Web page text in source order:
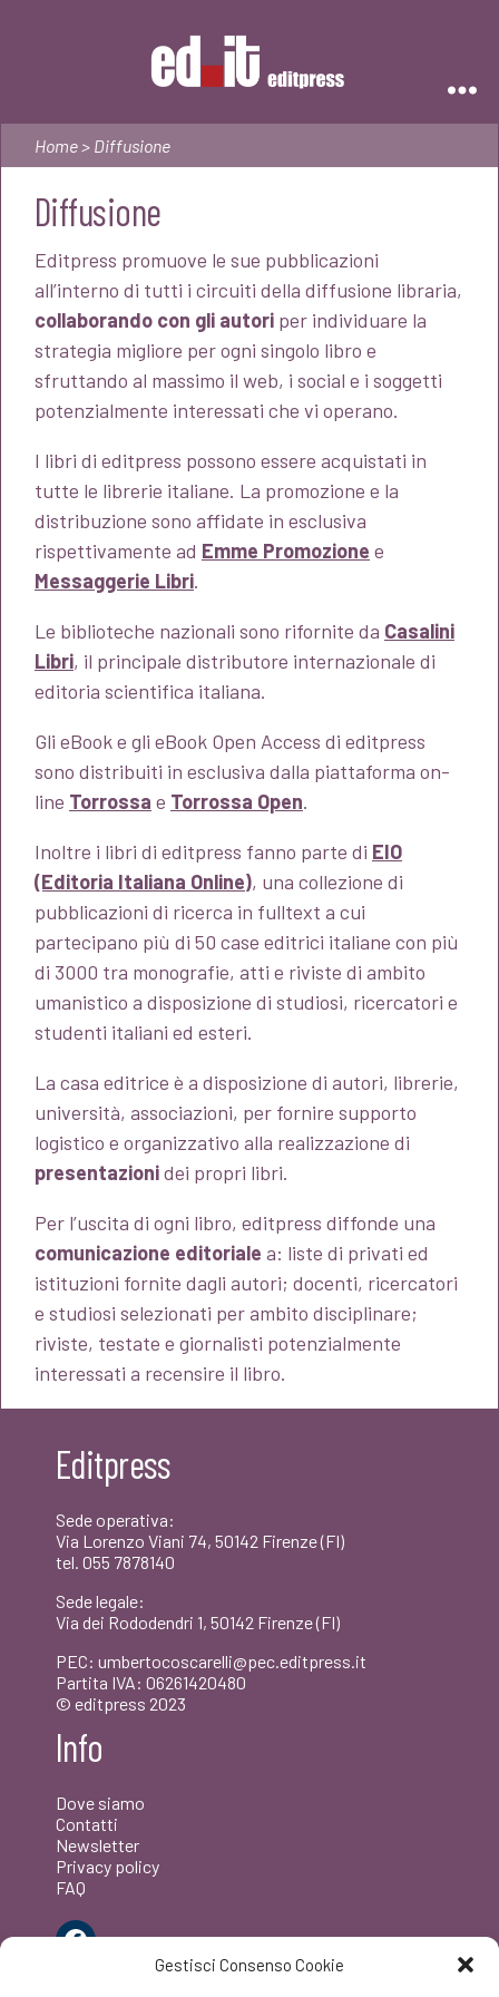
Gestisci Consenso Cookie
Home> Diffusione
Diffusione
Editpress promuove le sue pubblicazioni
all’interno di tutti i circuiti della diffusione libraria,
collaborando con gli autori per individuare la
strategia migliore per ogni singolo libro e
sfruttando al massimo il web, i social e i soggetti
potenzialmente interessati che vi operano.
I libri di editpress possono essere acquistati in
tutte le librerie italiane. La promozione e la
distribuzione sono affidate in esclusiva
rispettivamente ad Emme Promozione e
Messaggerie Libri.
Le biblioteche nazionali sono rifornite da Casalini
Libri, il principale distributore internazionale di
editoria scientifica italiana.
Gli eBook e gli eBook Open Access di editpress
sono distribuiti in esclusiva dalla piattaforma on-
line Torrossa e Torrossa Open.
Inoltre i libri di editpress fanno parte di EIO
(Editoria Italiana Online), una collezione di
pubblicazioni di ricerca in fulltext a cui
partecipano più di 50 case editrici italiane con più
di 3000 tra monografie, atti e riviste di ambito
umanistico a disposizione di studiosi, ricercatori e
studenti italiani ed esteri.
La casa editrice è a disposizione di autori, librerie,
università, associazioni, per fornire supporto
logistico e organizzativo alla realizzazione di
presentazionidei propri libri.
Per l’uscita di ogni libro, editpress diffonde una
comunicazione editoriale a: liste di privati ed
istituzioni fornite dagli autori; docenti, ricercatori
e studiosi selezionati per ambito disciplinare;
riviste, testate e giornalisti potenzialmente
interessati a recensire il libro.
Editpress
Sede operativa:
Via Lorenzo Viani 74, 50142 Firenze (FI)
tel. 055 7878140
Sede legale:
Via dei Rododendri 1, 50142 Firenze (FI)
PEC: umbertocoscarelli@pec.editpress.it
Partita IVA: 06261420480
© editpress 2023
Info
Dove siamo
Contatti
Newsletter
Privacy policy
FAQ